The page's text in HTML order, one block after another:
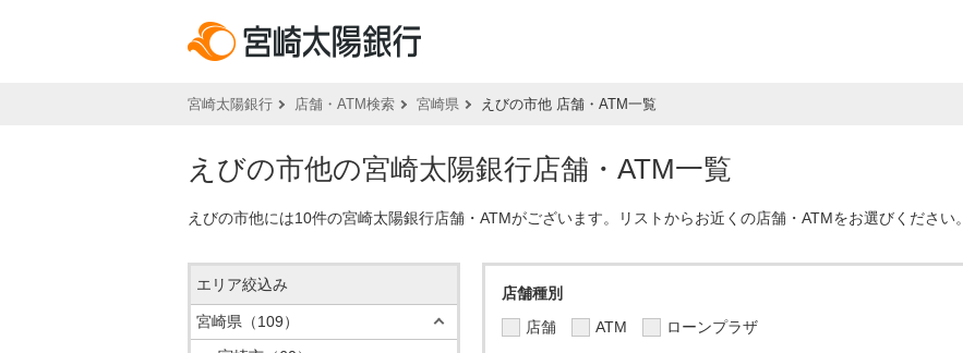
宮崎太陽銀行 店舗・ATM検索 宮崎県 えびの市他 店舗・ATM一覧
えびの市他の宮崎太陽銀行店舗・ATM一覧
えびの市他には10件の宮崎太陽銀行店舗・ATMがございます。リストからお近くの店舗・ATMをお選びください。
店舗種別
店舗
ATM ローンプラザ
エリア絞込み
宮崎県 （109）